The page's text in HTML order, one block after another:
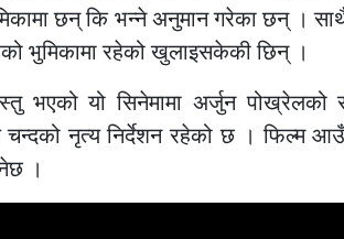
छन् कि भन्ने अनुमान गरेका छन् ।
भुमिकामा रहेको खुलाइसकेकी छिन् ।
भएको यो सिनेमामा अर्जुन पोख्रेलको
चन्दको नृत्य निर्देशन रहेको छ । फिल्म
।